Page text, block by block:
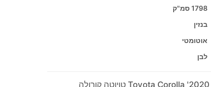
1798 סמ"ק
בנזין
אוטומטי
לבן